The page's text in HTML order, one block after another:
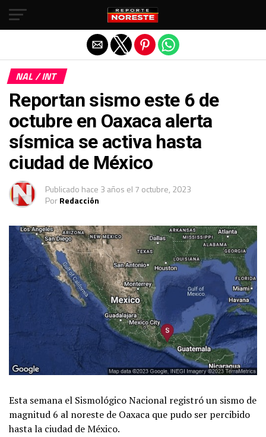
NAL / INT
Reportan sismo este 6 de
octubre en Oaxaca alerta
sísmica se activa hasta
ciudad de México
Publicado hace 3 años el 7 octubre, 2023
PorRedacción
Esta semana el Sismológico Nacional registró un sismo de
magnitud 6 al noreste de Oaxaca que pudo ser percibido
hasta la ciudad de México.
Salir de la versión móvil